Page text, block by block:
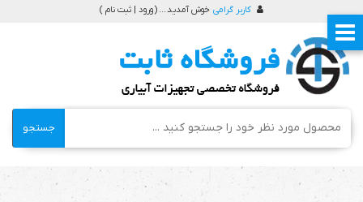
کاربر گرامی خوش آمدید ... (ورود | ثبت نام )
جستجو